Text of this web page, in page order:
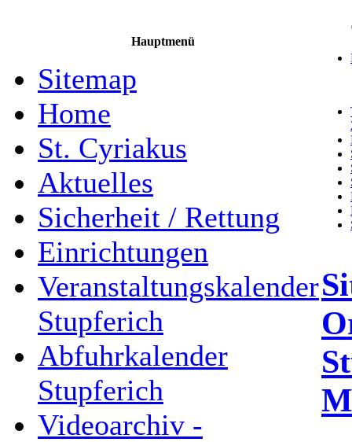
Hauptmenü
Sitemap
Home
St. Cyriakus
Aktuelles
Sicherheit / Rettung
Einrichtungen
Veranstaltungskalender
Stupferich
Abfuhrkalender
Stupferich
Videoarchiv -